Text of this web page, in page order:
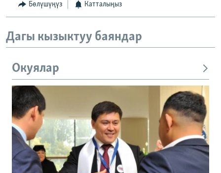
Бөлүшүңүз Катталыңыз
Дагы кызыктуу баяндар
Окуялар